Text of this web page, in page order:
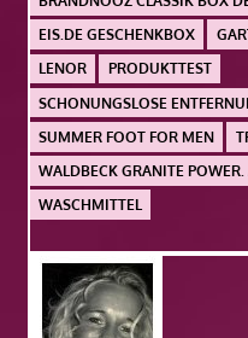
EIS.DE GESCHENKBOX
LENOR
PRODUKTTEST
SCHONUNGSLOSE
SUMMER FOOT FOR MEN
WALDBECK GRANITE POWER.
WASCHMITTEL